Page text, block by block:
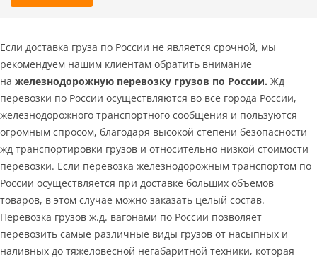
Если доставка груза по России не является срочной, мы
рекомендуем нашим клиентам обратить внимание
на железнодорожную перевозку грузов по России. Жд
перевозки по России осуществляются во все города России,
железнодорожного транспортного сообщения и пользуются
огромным спросом, благодаря высокой степени безопасности
жд транспортировки грузов и относительно низкой стоимости
перевозки. Если перевозка железнодорожным транспортом по
России осуществляется при доставке больших объемов
товаров, в этом случае можно заказать целый состав.
Перевозка грузов ж.д. вагонами по России позволяет
перевозить самые различные виды грузов от насыпных и
наливных до тяжеловесной негабаритной техники, которая